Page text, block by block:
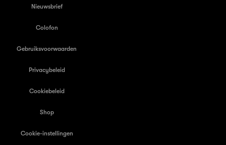
Nieuwsbrief
Colofon
Gebruiksvoorwaarden
Privacybeleid
Cookiebeleid
Shop
Cookie-instellingen